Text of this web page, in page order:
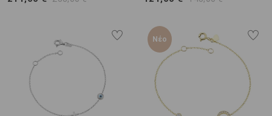
Νέο